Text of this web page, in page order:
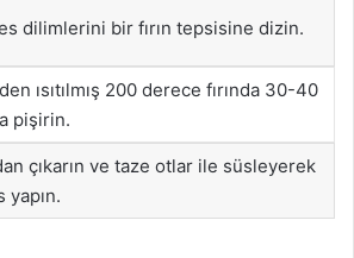
dilimlerini bir fırın tepsisine dizin.
ısıtılmış 200 derece fırında 30-40
pişirin.
çıkarın ve taze otlar ile süsleyerek
yapın.